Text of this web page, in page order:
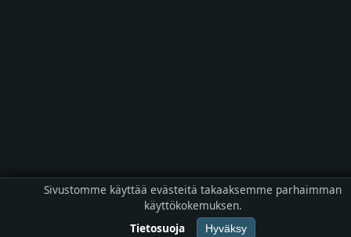
Sivustomme käyttää evästeitä takaaksemme parhaimman
käyttökokemuksen.
Tietosuoja
Hyväksy